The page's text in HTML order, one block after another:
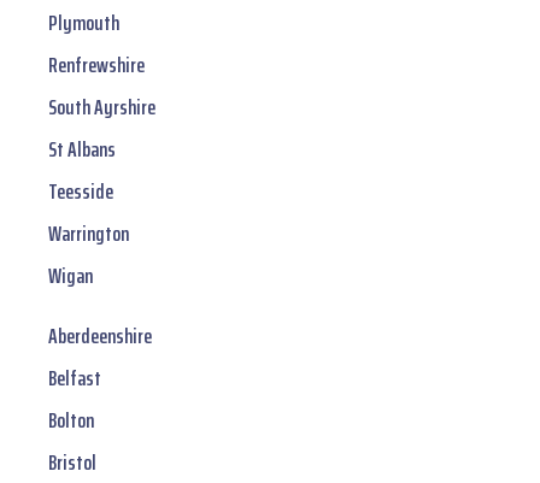
Plymouth
Renfrewshire
South Ayrshire
St Albans
Teesside
Warrington
Wigan
Aberdeenshire
Belfast
Bolton
Bristol